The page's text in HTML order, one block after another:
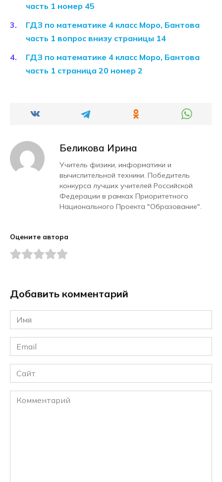
часть 1 номер 45
ГДЗ по математике 4 класс Моро, Бантова
часть 1 вопрос внизу страницы 14
ГДЗ по математике 4 класс Моро, Бантова
часть 1 страница 20 номер 2
Беликова Ирина
Учитель физики, информатики и
вычислительной техники. Победитель
конкурса лучших учителей Российской
Федерации в рамках Приоритетного
Национального Проекта "Образование".
Оцените автора
Добавить комментарий
Имя
*
Email
*
Сайт
Комментарий